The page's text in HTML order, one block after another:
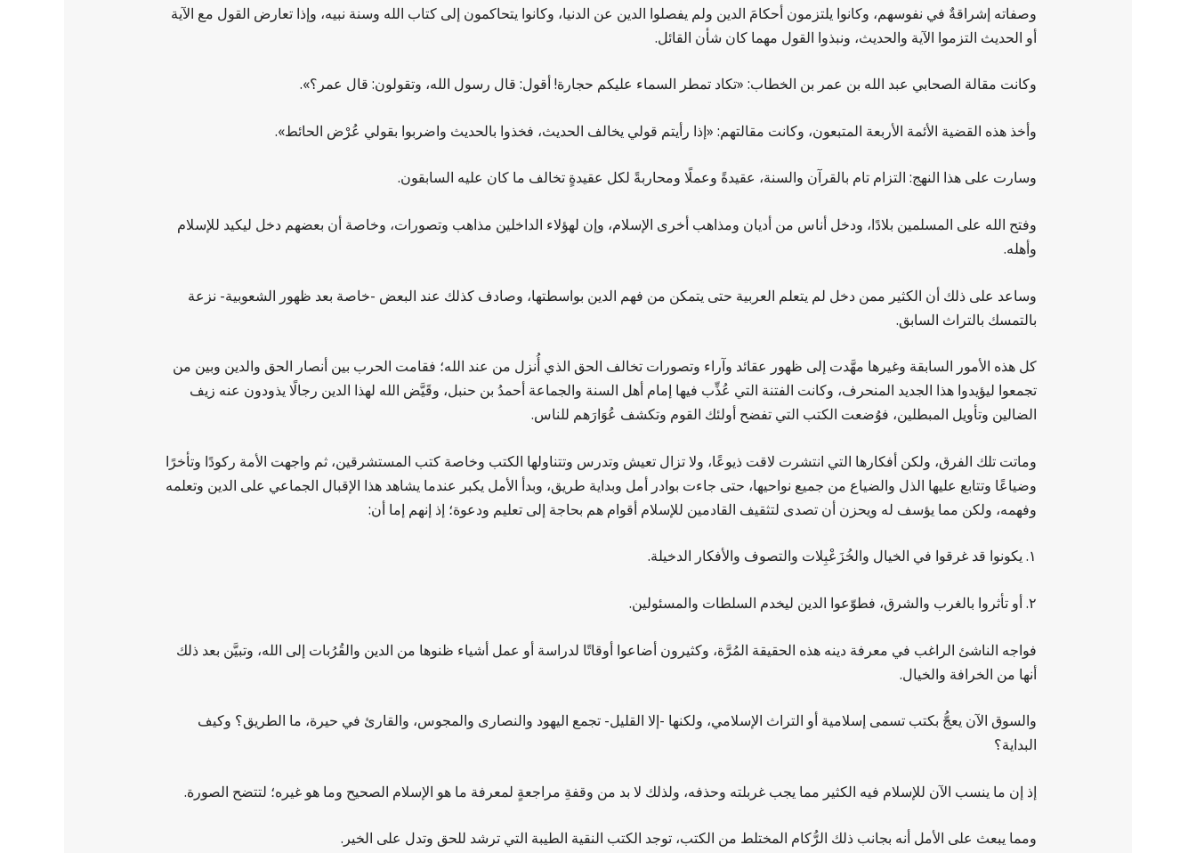
وصفاته إشراقةٌ في نفوسهم، وكانوا يلتزمون أحكامَ الدين ولم يفصلوا الدين عن الدنيا، وكانوا يتحاكمون إلى كتاب الله وسنة نبيه، وإذا تعارض القول مع الآية
أو الحديث التزموا الآية والحديث، ونبذوا القول مهما كان شأن القائل.
وكانت مقالة الصحابي عبد الله بن عمر بن الخطاب: «تكاد تمطر السماء عليكم حجارة! أقول: قال رسول الله، وتقولون: قال عمر؟».
وأخذ هذه القضية الأئمة الأربعة المتبعون، وكانت مقالتهم: «إذا رأيتم قولي يخالف الحديث، فخذوا بالحديث واضربوا بقولي عُرْض الحائط».
وسارت على هذا النهج: التزام تام بالقرآن والسنة، عقيدةً وعملًا ومحاربةً لكل عقيدةٍ تخالف ما كان عليه السابقون.
وفتح الله على المسلمين بلادًا، ودخل أناس من أديان ومذاهب أخرى الإسلام، وإن لهؤلاء الداخلين مذاهب وتصورات، وخاصة أن بعضهم دخل ليكيد للإسلام
وأهله.
وساعد على ذلك أن الكثير ممن دخل لم يتعلم العربية حتى يتمكن من فهم الدين بواسطتها، وصادف كذلك عند البعض -خاصة بعد ظهور الشعوبية- نزعة
بالتمسك بالتراث السابق.
كل هذه الأمور السابقة وغيرها مهَّدت إلى ظهور عقائد وآراء وتصورات تخالف الحق الذي أُنزل من عند الله؛ فقامت الحرب بين أنصار الحق والدين وبين من
تجمعوا ليؤيدوا هذا الجديد المنحرف، وكانت الفتنة التي عُذِّب فيها إمام أهل السنة والجماعة أحمدُ بن حنبل، وقَيَّض الله لهذا الدين رجالًا يذودون عنه زيف
الضالين وتأويل المبطلين، فوُضعت الكتب التي تفضح أولئك القوم وتكشف عُوَارَهم للناس.
وماتت تلك الفرق، ولكن أفكارها التي انتشرت لاقت ذيوعًا، ولا تزال تعيش وتدرس وتتناولها الكتب وخاصة كتب المستشرقين، ثم واجهت الأمة ركودًا وتأخرًا
وضياعًا وتتابع عليها الذل والضياع من جميع نواحيها، حتى جاءت بوادر أمل وبداية طريق، وبدأ الأمل يكبر عندما يشاهد هذا الإقبال الجماعي على الدين وتعلمه
وفهمه، ولكن مما يؤسف له ويحزن أن تصدى لتثقيف القادمين للإسلام أقوام هم بحاجة إلى تعليم ودعوة؛ إذ إنهم إما أن:
١. يكونوا قد غرقوا في الخيال والخُزَعْبِلات والتصوف والأفكار الدخيلة.
٢. أو تأثروا بالغرب والشرق، فطوّعوا الدين ليخدم السلطات والمسئولين.
فواجه الناشئ الراغب في معرفة دينه هذه الحقيقة المُرَّة، وكثيرون أضاعوا أوقاتًا لدراسة أو عمل أشياء ظنوها من الدين والقُرُبات إلى الله، وتبيَّن بعد ذلك
أنها من الخرافة والخيال.
والسوق الآن يعجُّ بكتب تسمى إسلامية أو التراث الإسلامي، ولكنها -إلا القليل- تجمع اليهود والنصارى والمجوس، والقارئ في حيرة، ما الطريق؟ وكيف
البداية؟
إذ إن ما ينسب الآن للإسلام فيه الكثير مما يجب غربلته وحذفه، ولذلك لا بد من وقفةِ مراجعةٍ لمعرفة ما هو الإسلام الصحيح وما هو غيره؛ لتتضح الصورة.
ومما يبعث على الأمل أنه بجانب ذلك الرُّكام المختلط من الكتب، توجد الكتب النقية الطيبة التي ترشد للحق وتدل على الخير.